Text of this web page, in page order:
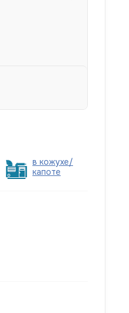
в кожухе/
капоте